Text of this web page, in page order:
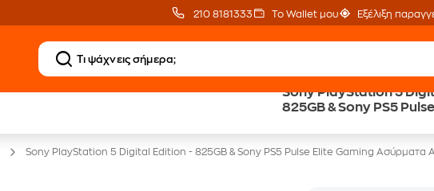
210 8181333 Το Wallet μου Εξέλιξη
Sony PlayStation 5
825GB & Sony PS5
Δωρεάν BoxNow
Sony PlayStation 5 Digital Edition - 825GB & Sony PS5 Pulse Elite Gaming Ασύρματα